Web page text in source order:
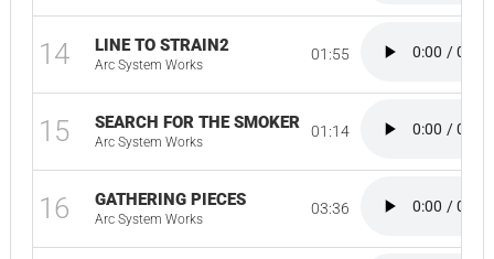
14 LINE TO STRAIN2
Arc System Works
01:55
15 SEARCH FOR THE SMOKER
Arc System Works
01:14
16 GATHERING PIECES
Arc System Works
03:36